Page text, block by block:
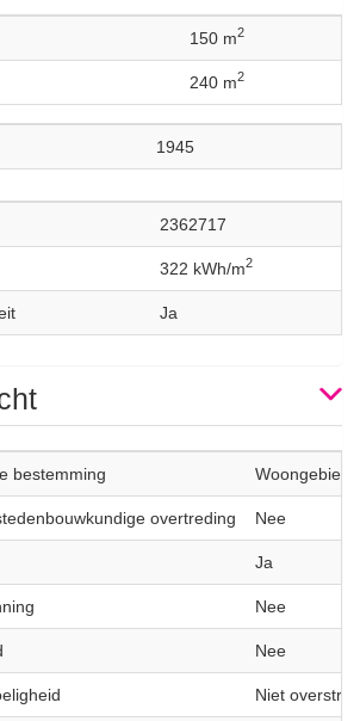
150 m2
240 m2
1945
2362717
322 kWh/m2
Ja
bestemming Woongebied
overtreding Nee
Ja
Nee
Nee
Niet